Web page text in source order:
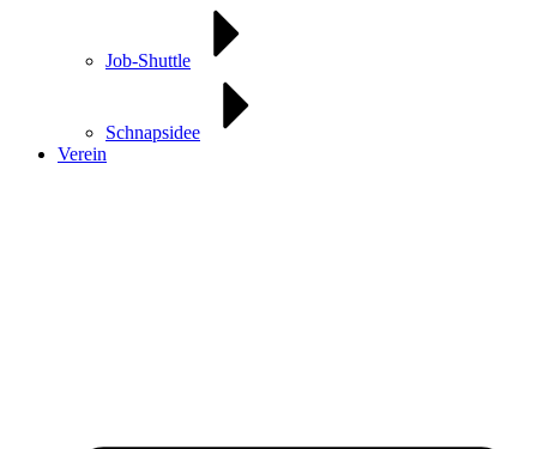
Job-Shuttle
Schnapsidee
Verein